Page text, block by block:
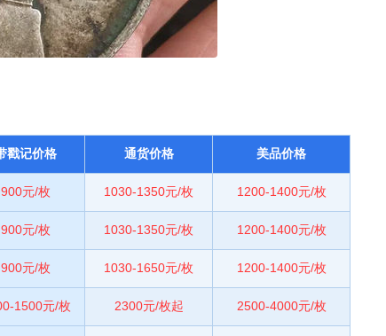
戳记价格 通货价格 美品价格
900元/枚 1030-1350元/枚 1200-1400元/枚
900元/枚 1030-1350元/枚 1200-1400元/枚
900元/枚 1030-1650元/枚 1200-1400元/枚
1500元/枚 2300元/枚起 2500-4000元/枚